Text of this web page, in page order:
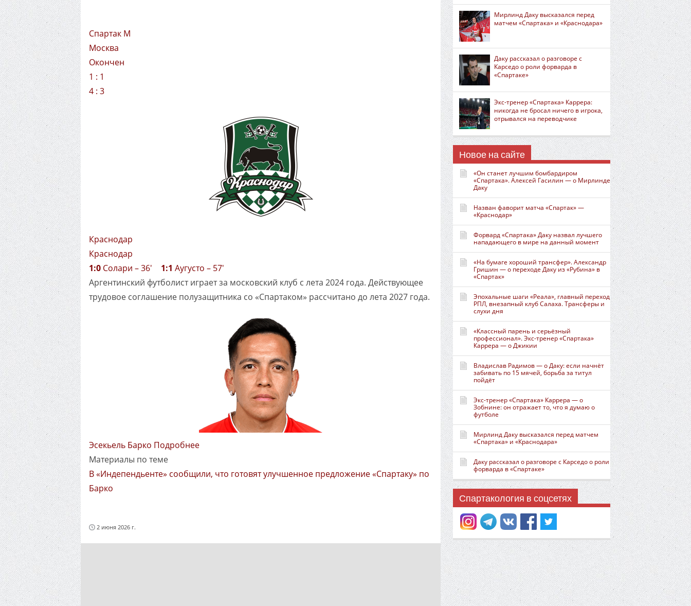
Спартак М
Москва
Окончен
1 : 1
4 : 3
Краснодар
Краснодар
1:0 Солари – 36' 1:1 Аугусто – 57'
Аргентинский футболист играет за московский клуб с лета 2024 года. Действующее
трудовое соглашение полузащитника со «Спартаком» рассчитано до лета 2027 года.
Эсекьель Барко Подробнее
Материалы по теме
В «Индепендьенте» сообщили, что готовят улучшенное предложение «Спартаку» по
Барко
2 июня 2026 г.
Мирлинд Даку высказался перед
матчем «Спартака» и «Краснодара»
Даку рассказал о разговоре с
Карседо о роли форварда в
«Спартаке»
Экс-тренер «Спартака» Каррера:
никогда не бросал ничего в игрока,
отрывался на переводчике
Новое на сайте
«Он станет лучшим бомбардиром
«Спартака». Алексей Гасилин — о Мирлинде
Даку
Назван фаворит матча «Спартак» —
«Краснодар»
Форвард «Спартака» Даку назвал лучшего
нападающего в мире на данный момент
«На бумаге хороший трансфер». Александр
Гришин — о переходе Даку из «Рубина» в
«Спартак»
Эпохальные шаги «Реала», главный переход
РПЛ, внезапный клуб Салаха. Трансферы и
слухи дня
«Классный парень и серьёзный
профессионал». Экс-тренер «Спартака»
Каррера — о Джикии
Владислав Радимов — о Даку: если начнёт
забивать по 15 мячей, борьба за титул
пойдёт
Экс-тренер «Спартака» Каррера — о
Зобнине: он отражает то, что я думаю о
футболе
Мирлинд Даку высказался перед матчем
«Спартака» и «Краснодара»
Даку рассказал о разговоре с Карседо о роли
форварда в «Спартаке»
Спартакология в соцсетях